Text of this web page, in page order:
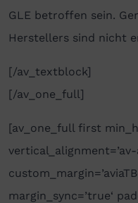
GLE betroffen sein.
Herstellers sind nicht
[/av_textblock]
[/av_one_full]
[av_one_full first
vertical_alignment=’av-
margin_sync=’true‘